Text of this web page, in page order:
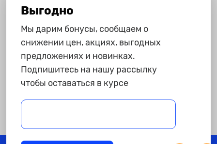
-
Выгодно
Мы дарим бонусы, сообщаем о
снижении цен, акциях, выгодных
предложениях и новинках.
Подпишитесь на нашу рассылку
чтобы оставаться в курсе